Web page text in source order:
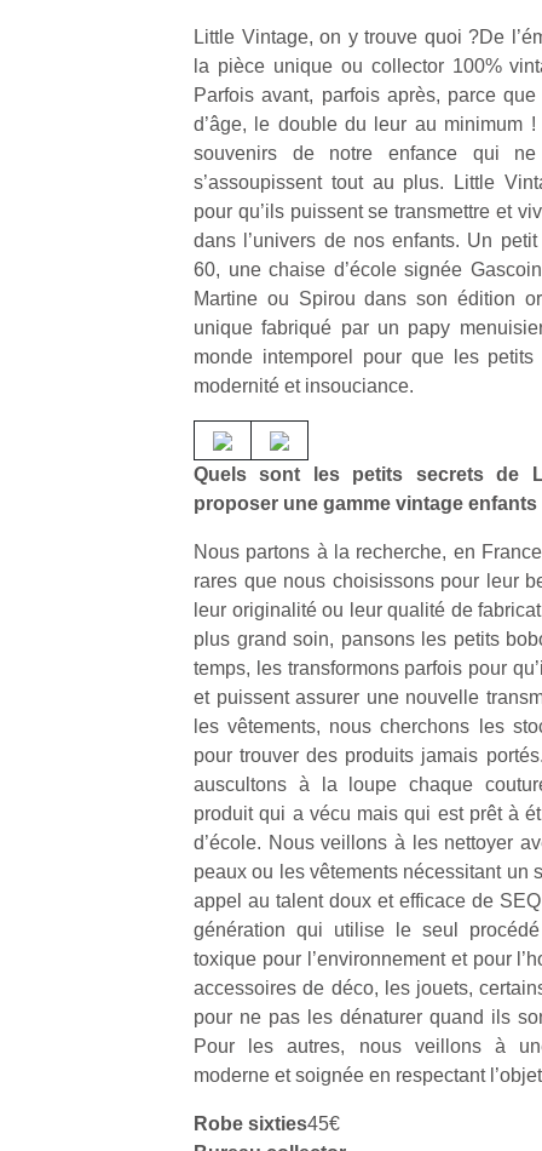
Little Vintage, on y trouve quoi ?De
la pièce unique ou collector 100%
Parfois avant, parfois après, parce
d’âge, le double du leur au minimum
souvenirs de notre enfance qui ne
s’assoupissent tout au plus. Little
pour qu’ils puissent se transmettre et
dans l’univers de nos enfants. Un
60, une chaise d’école signée
Martine ou Spirou dans son édition
unique fabriqué par un papy
monde intemporel pour que les
modernité et insouciance.
Quels sont les petits secrets de
proposer une gamme vintage
Nous partons à la recherche, en
rares que nous choisissons pour leur
leur originalité ou leur qualité de
plus grand soin, pansons les petits
temps, les transformons parfois pour
et puissent assurer une nouvelle
les vêtements, nous cherchons les
pour trouver des produits jamais
auscultons à la loupe chaque
produit qui a vécu mais qui est prêt à
d’école. Nous veillons à les nettoyer
peaux ou les vêtements nécessitant un
appel au talent doux et efficace de
génération qui utilise le seul
toxique pour l’environnement et pour
accessoires de déco, les jouets,
pour ne pas les dénaturer quand ils
Pour les autres, nous veillons à
moderne et soignée en respectant
Robe sixties45€